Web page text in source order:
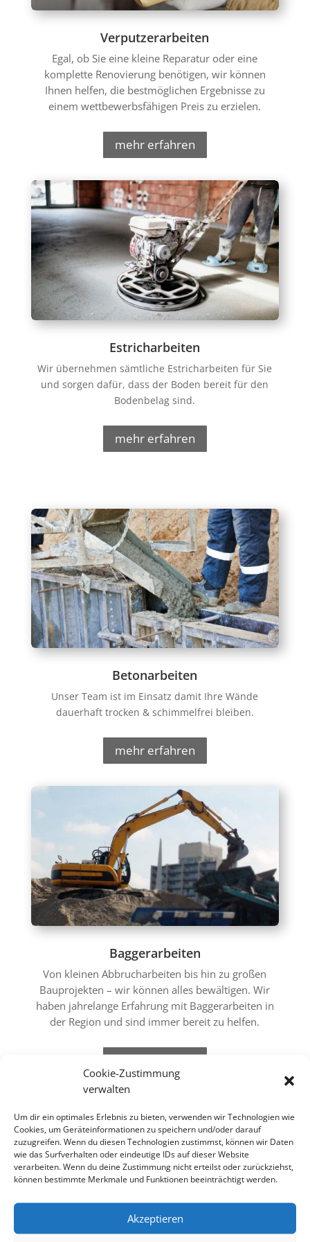
Cookie-Zustimmung
verwalten
Um dir ein optimales Erlebnis zu bieten, verwenden wir Technologien wie
Cookies, um Geräteinformationen zu speichern und/oder darauf
zuzugreifen. Wenn du diesen Technologien zustimmst, können wir Daten
wie das Surfverhalten oder eindeutige IDs auf dieser Website
verarbeiten. Wenn du deine Zustimmung nicht erteilst oder zurückziehst,
können bestimmte Merkmale und Funktionen beeinträchtigt werden.
Akzeptieren
Verputzerarbeiten
Egal, ob Sie eine kleine Reparatur oder eine
komplette Renovierung benötigen, wir können
Ihnen helfen, die bestmöglichen Ergebnisse zu
einem wettbewerbsfähigen Preis zu erzielen.
mehr erfahren
Estricharbeiten
Wir übernehmen sämtliche Estricharbeiten für Sie
und sorgen dafür, dass der Boden bereit für den
Bodenbelag sind.
mehr erfahren
Betonarbeiten
Unser Team ist im Einsatz damit Ihre Wände
dauerhaft trocken & schimmelfrei bleiben.
mehr erfahren
Baggerarbeiten
Von kleinen Abbrucharbeiten bis hin zu großen
Bauprojekten – wir können alles bewältigen. Wir
haben jahrelange Erfahrung mit Baggerarbeiten in
der Region und sind immer bereit zu helfen.
mehr erfahren